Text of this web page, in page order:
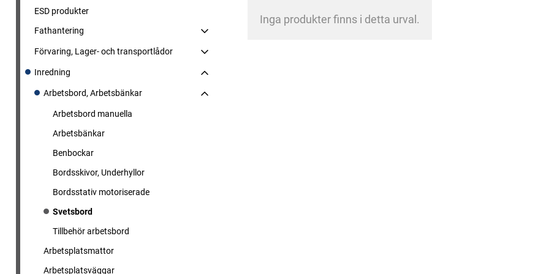
ESD produkter
Fathantering
Förvaring, Lager- och transportlådor
Inredning
Arbetsbord, Arbetsbänkar
Arbetsbord manuella
Arbetsbänkar
Benbockar
Bordsskivor, Underhyllor
Bordsstativ motoriserade
Svetsbord
Tillbehör arbetsbord
Arbetsplatsmattor
Arbetsplatsväggar
Inga produkter finns i detta urval.